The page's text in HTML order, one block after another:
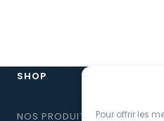
Pour offrir les
SHOP
NOS PRODUITS